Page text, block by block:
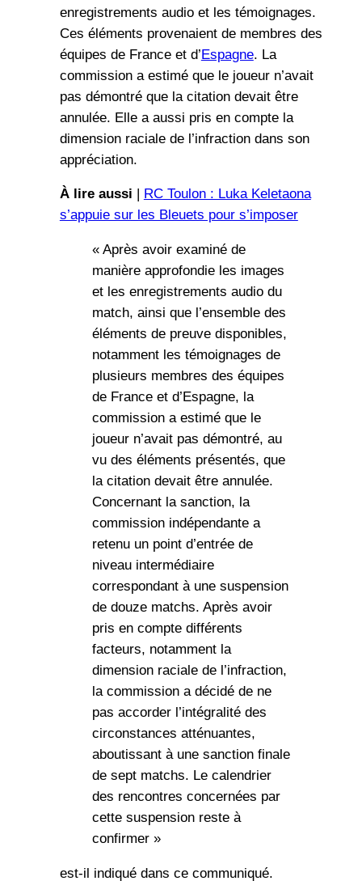
enregistrements audio et les témoignages.
Ces éléments provenaient de membres des
équipes de France et d’Espagne. La
commission a estimé que le joueur n’avait
pas démontré que la citation devait être
annulée. Elle a aussi pris en compte la
dimension raciale de l’infraction dans son
appréciation.
À lire aussi
RC Toulon : Luka Keletaona
s’appuie sur les Bleuets pour s’imposer
« Après avoir examiné de
manière approfondie les images
et les enregistrements audio du
match, ainsi que l’ensemble des
éléments de preuve disponibles,
notamment les témoignages de
plusieurs membres des équipes
de France et d’Espagne, la
commission a estimé que le
joueur n’avait pas démontré, au
vu des éléments présentés, que
la citation devait être annulée.
Concernant la sanction, la
commission indépendante a
retenu un point d’entrée de
niveau intermédiaire
correspondant à une suspension
de douze matchs. Après avoir
pris en compte différents
facteurs, notamment la
dimension raciale de l’infraction,
la commission a décidé de ne
pas accorder l’intégralité des
circonstances atténuantes,
aboutissant à une sanction finale
de sept matchs. Le calendrier
des rencontres concernées par
cette suspension reste à
confirmer »
est-il indiqué dans ce communiqué.